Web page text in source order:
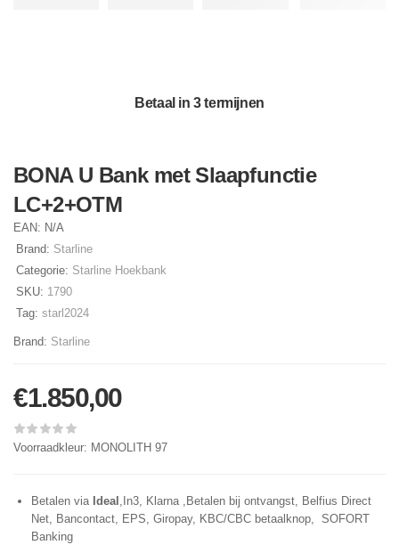
Betaal in 3 termijnen
BONA U Bank met Slaapfunctie
LC+2+OTM
EAN: N/A
Brand: Starline
Categorie: Starline Hoekbank
SKU: 1790
Tag: starl2024
Brand: Starline
€1.850,00
Voorraadkleur: MONOLITH 97
Betalen via Ideal ,In3, Klarna ,Betalen bij ontvangst, Belfius Direct
Net, Bancontact, EPS, Giropay, KBC/CBC betaalknop, SOFORT
Banking